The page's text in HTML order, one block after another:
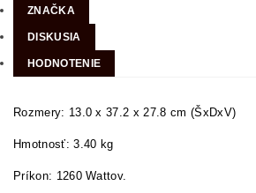
ZNAČKA
DISKUSIA
HODNOTENIE
Rozmery: 13.0 x 37.2 x 27.8 cm (ŠxDxV)
Hmotnosť: 3.40 kg
Príkon: 1260 Wattov.